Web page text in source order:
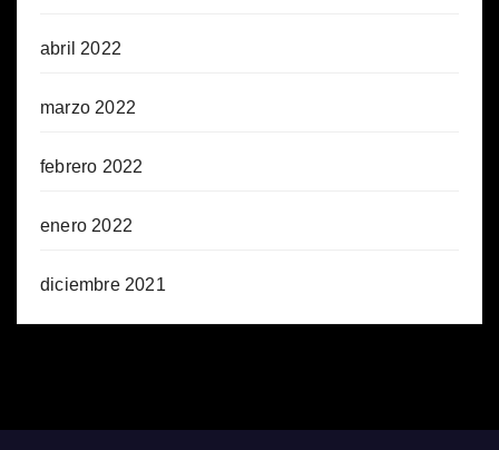
abril 2022
marzo 2022
febrero 2022
enero 2022
diciembre 2021